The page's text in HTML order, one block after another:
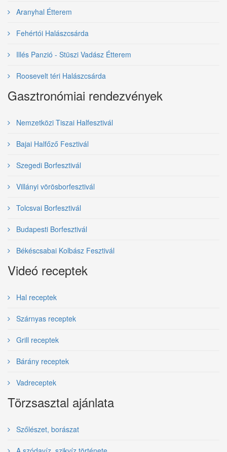
Aranyhal Étterem
Fehértói Halászcsárda
Illés Panzió - Stüszi Vadász Étterem
Roosevelt téri Halászcsárda
Gasztronómiai rendezvények
Nemzetközi Tiszai Halfesztivál
Bajai Halfőző Fesztivál
Szegedi Borfesztivál
Villányi vörösborfesztivál
Tolcsvai Borfesztivál
Budapesti Borfesztivál
Békéscsabai Kolbász Fesztivál
Videó receptek
Hal receptek
Szárnyas receptek
Grill receptek
Bárány receptek
Vadreceptek
Törzsasztal ajánlata
Szőlészet, borászat